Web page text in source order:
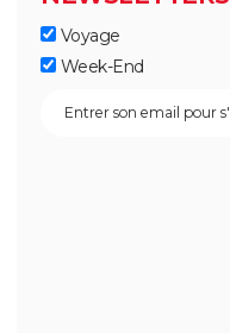
Voyage
Week-End